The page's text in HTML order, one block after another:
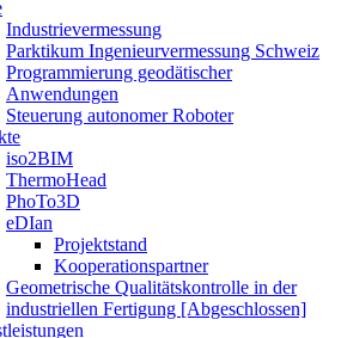
Industrievermessung
Parktikum Ingenieurvermessung Schweiz
Programmierung geodätischer
Anwendungen
Steuerung autonomer Roboter
iso2BIM
ThermoHead
PhoTo3D
eDIan
Projektstand
Kooperationspartner
Geometrische Qualitätskontrolle in der
industriellen Fertigung [Abgeschlossen]